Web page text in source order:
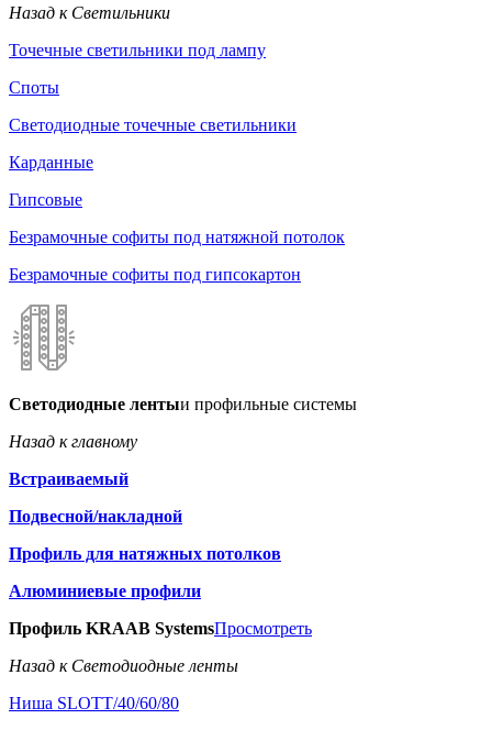
Назад к Светильники
Точечные светильники под лампу
Споты
Светодиодные точечные светильники
Карданные
Гипсовые
Безрамочные софиты под натяжной потолок
Безрамочные софиты под гипсокартон
Светодиодные лентыи профильные системы
Назад к главному
Встраиваемый
Подвесной/накладной
Профиль для натяжных потолков
Алюминиевые профили
Профиль KRAAB SystemsПросмотреть
Назад к Светодиодные ленты
Ниша SLOTT/40/60/80